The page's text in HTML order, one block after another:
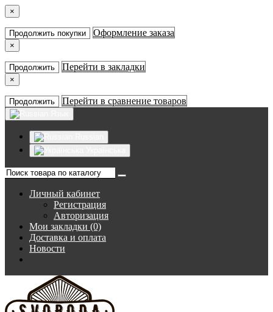
×
Продолжить покупки Оформление заказа
×
Продолжить Перейти в закладки
×
Продолжить Перейти в сравнение товаров
Личный кабинет
Регистрация
Авторизация
Мои закладки (0)
Доставка и оплата
Новости